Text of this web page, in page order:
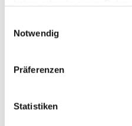
Notwendig
Präferenzen
Statistiken